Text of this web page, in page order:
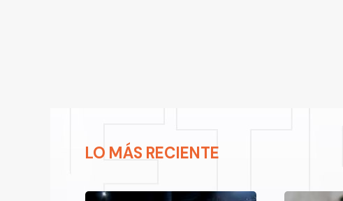
LO MÁS RECIENTE